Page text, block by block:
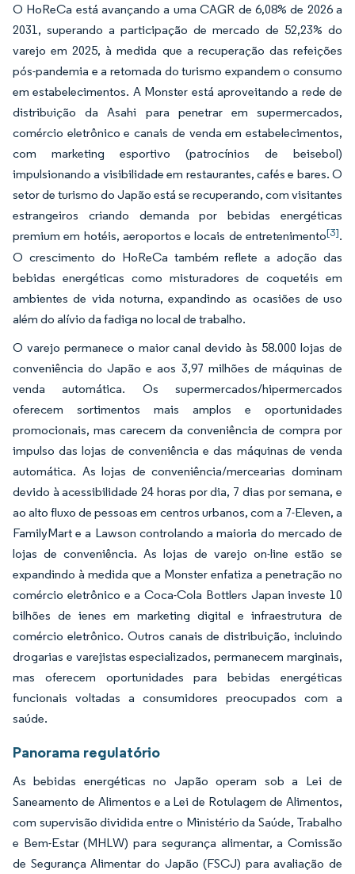
O HoReCa está avançando a uma CAGR de 6,08% de 2026 a
2031, superando a participação de mercado de 52,23% do
varejo em 2025, à medida que a recuperação das refeições
pós-pandemia e a retomada do turismo expandem o consumo
em estabelecimentos. A Monster está aproveitando a rede de
distribuição da Asahi para penetrar em supermercados,
comércio eletrônico e canais de venda em estabelecimentos,
com marketing esportivo (patrocínios de beisebol)
impulsionando a visibilidade em restaurantes, cafés e bares. O
setor de turismo do Japão está se recuperando, com visitantes
estrangeiros criando demanda por bebidas energéticas
premium em hotéis, aeroportos e locais de entretenimento[3].
O crescimento do HoReCa também reflete a adoção das
bebidas energéticas como misturadores de coquetéis em
ambientes de vida noturna, expandindo as ocasiões de uso
além do alívio da fadiga no local de trabalho.
O varejo permanece o maior canal devido às 58.000 lojas de
conveniência do Japão e aos 3,97 milhões de máquinas de
venda automática. Os supermercados/hipermercados
oferecem sortimentos mais amplos e oportunidades
promocionais, mas carecem da conveniência de compra por
impulso das lojas de conveniência e das máquinas de venda
automática. As lojas de conveniência/mercearias dominam
devido à acessibilidade 24 horas por dia, 7 dias por semana, e
ao alto fluxo de pessoas em centros urbanos, com a 7-Eleven, a
FamilyMart e a Lawson controlando a maioria do mercado de
lojas de conveniência. As lojas de varejo on-line estão se
expandindo à medida que a Monster enfatiza a penetração no
comércio eletrônico e a Coca-Cola Bottlers Japan investe 10
bilhões de ienes em marketing digital e infraestrutura de
comércio eletrônico. Outros canais de distribuição, incluindo
drogarias e varejistas especializados, permanecem marginais,
mas oferecem oportunidades para bebidas energéticas
funcionais voltadas a consumidores preocupados com a
saúde.
Panorama regulatório
As bebidas energéticas no Japão operam sob a Lei de
Saneamento de Alimentos e a Lei de Rotulagem de Alimentos,
com supervisão dividida entre o Ministério da Saúde, Trabalho
e Bem-Estar (MHLW) para segurança alimentar, a Comissão
de Segurança Alimentar do Japão (FSCJ) para avaliação de